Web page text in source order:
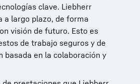
clave. Liebherr
a largo plazo, de forma
visión de futuro. Esto es
de trabajo seguros y de
basada en la colaboración y
orugas, las grúas torre,
las grúas marítimas,
y sistemas de
los sistemas de
de transporte, los
refrigeración y congelación y
laboral y les ofrecemos
práctica. Brindamos
a empleadas y
por ejemplo, a
programas de formación. Al
por las metas
fortalezas personales de